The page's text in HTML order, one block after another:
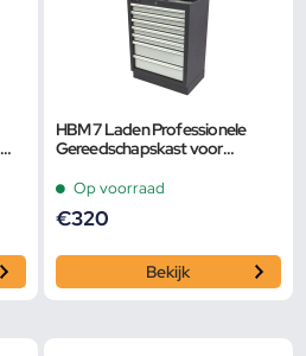
HBM 7 Laden Professionele
Gereedschapskast voor
Op voorraad
€320
Bekijk